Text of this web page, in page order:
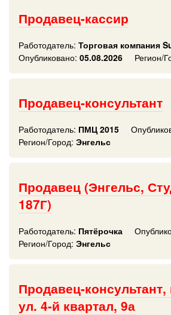
Продавец-кассир
Работодатель: Торговая компания
Опубликовано: 05.08.2026 Регион/
Продавец-консультант
Работодатель: ПМЦ 2015
Регион/Город: Энгельс
Продавец (Энгельс,
187Г)
Работодатель: Пятёрочка
Регион/Город: Энгельс
Продавец-консультант,
ул. 4-й квартал, 9а